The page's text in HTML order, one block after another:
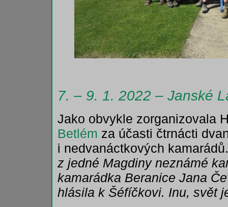
7. – 9. 1. 2022 – Janské
Jako obvykle zorganizovala
Betlém za účasti čtrnácti
i nedvanáctkových
z jedné Magdiny neznámé
kamarádka Beranice Jana
hlásila k Šéfíčkovi. Inu, svět